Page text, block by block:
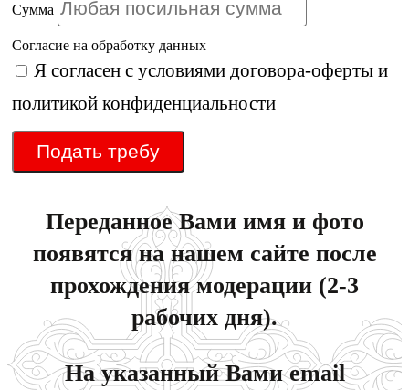
Сумма
Согласие на обработку данных
Я согласен с условиями договора-оферты и
политикой конфиденциальности
Подать требу
Переданное Вами имя и фото
появятся на нашем сайте после
прохождения модерации (2-3
рабочих дня).
На указанный Вами email